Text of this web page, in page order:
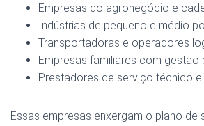
Empresas do agronegócio e
Indústrias de pequeno e médio
Transportadoras e operadores
Empresas familiares com gestão
Prestadores de serviço técnico
Essas empresas enxergam o plano de